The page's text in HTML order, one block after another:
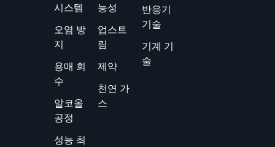
시스템
오염 방
지
용매 회
수
알코올
공정
성능 최
능성
업스트
림
제약
천연 가
스
반응기
기술
기계 기
술